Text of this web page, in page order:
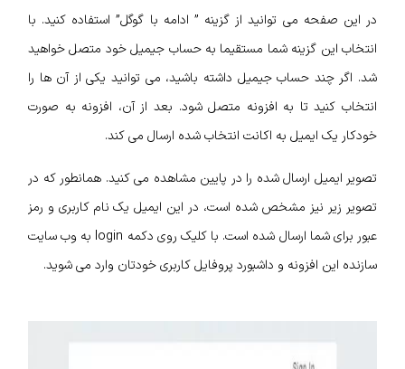
در این صفحه می توانید از گزینه ” ادامه با گوگل” استفاده کنید. با
انتخاب این گزینه شما مستقیما به حساب جیمیل خود متصل خواهید
شد. اگر چند حساب جیمیل داشته باشید، می توانید یکی از آن ها را
انتخاب کنید تا به افزونه متصل شود. بعد از آن، افزونه به صورت
خودکار یک ایمیل به اکانت انتخاب شده ارسال می کند.
تصویر ایمیل ارسال شده را در پایین مشاهده می کنید. همانطور که در
تصویر زیر نیز مشخص شده است، در این ایمیل یک نام کاربری و رمز
عبور برای شما ارسال شده است. با کلیک روی دکمه login به وب سایت
سازنده این افزونه و داشبورد پروفایل کاربری خودتان وارد می شوید.